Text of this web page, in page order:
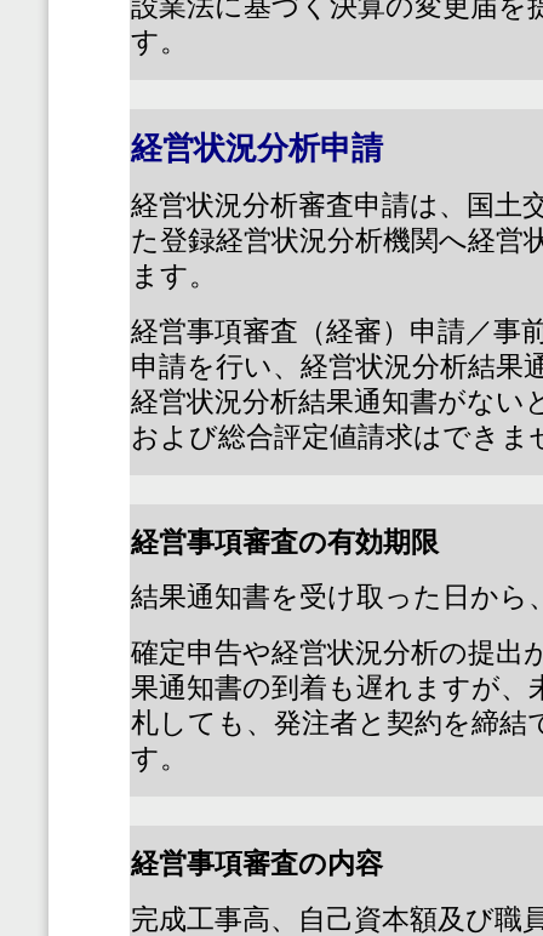
す。
経営状況分析申請
経営状況分析審査申請は、国土
た登録経営状況分析機関へ経営
ます。
経営事項審査（経審）申請／事
申請を行い、経営状況分析結果
経営状況分析結果通知書がない
および総合評定値請求はできま
経営事項審査の有効期限
結果通知書を受け取った日から
確定申告や経営状況分析の提出
果通知書の到着も遅れますが、
札しても、発注者と契約を締結
す。
経営事項審査の内容
完成工事高、自己資本額及び職